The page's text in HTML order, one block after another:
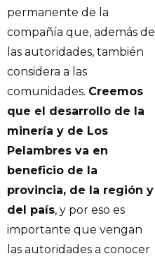
permanente de la
compañía que, además de
las autoridades, también
considera a las
comunidades. Creemos
que el desarrollo de la
minería y de Los
Pelambres va en
beneficio de la
provincia, de la región y
del país, y por eso es
importante que vengan
las autoridades a conocer